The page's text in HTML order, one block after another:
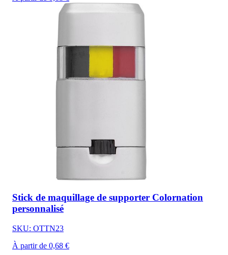
Stick de maquillage de supporter Colornation
personnalisé
SKU: OTTN23
À partir de 0,68 €